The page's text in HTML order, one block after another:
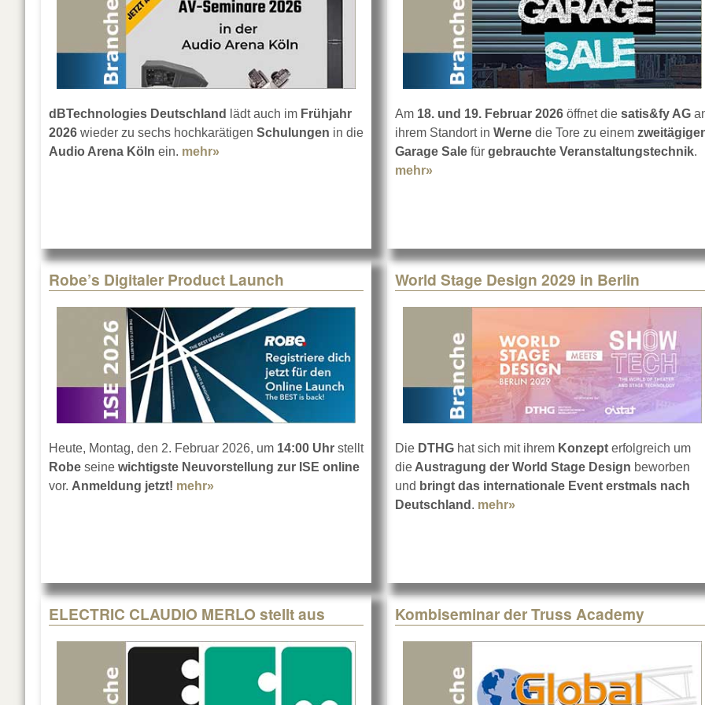
dBTechnologies Deutschland lädt auch im Frühjahr
2026 wieder zu sechs hochkarätigen Schulungen in die
Audio Arena Köln ein. mehr» about dBTechnologies Schulungsprogramm
Am 18. und 19. Februar 2026 öffnet die satis&fy AG
ihrem Standort in Werne die Tore zu einem
Garage Sale für gebrauchte Veranstaltungstechnik.
mehr»
Robe’s Digitaler Product Launch
Heute, Montag, den 2. Februar 2026, um 14:00 Uhr stellt
Robe seine wichtigste Neuvorstellung zur ISE online
vor. Anmeldung jetzt! mehr» about Robe’s Digitaler Product Launch
World Stage Design 2029 in Berlin
Die DTHG hat sich mit ihrem Konzept erfolgreich um
die Austragung der World Stage Design beworben
und bringt das internationale Event erstmals nach
Deutschland . mehr»
ELECTRIC CLAUDIO MERLO stellt aus Kombiseminar der Truss Academy